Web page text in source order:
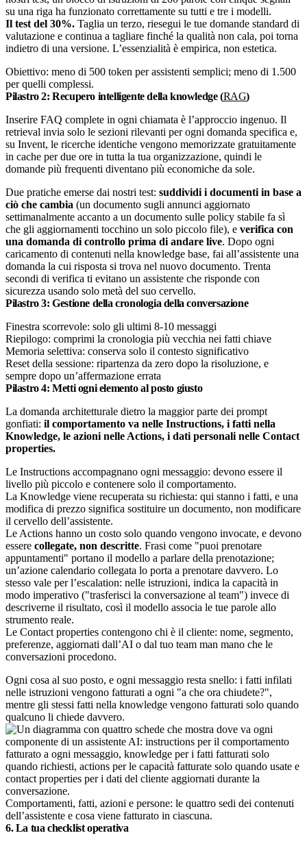
su una riga ha funzionato correttamente su tutti e tre i modelli.
Il test del 30%. Taglia un terzo, riesegui le tue domande standard di
valutazione e continua a tagliare finché la qualità non cala, poi torna
indietro di una versione. L’essenzialità è empirica, non estetica.
Obiettivo: meno di 500 token per assistenti semplici; meno di 1.500
per quelli complessi.
Pilastro 2: Recupero intelligente della knowledge (RAG)
Inserire FAQ complete in ogni chiamata è l’approccio ingenuo. Il
retrieval invia solo le sezioni rilevanti per ogni domanda specifica e,
su Invent, le ricerche identiche vengono memorizzate gratuitamente
in cache per due ore in tutta la tua organizzazione, quindi le
domande più frequenti diventano più economiche da sole.
Due pratiche emerse dai nostri test: suddividi i documenti in base a
ciò che cambia (un documento sugli annunci aggiornato
settimanalmente accanto a un documento sulle policy stabile fa sì
che gli aggiornamenti tocchino un solo piccolo file), e verifica con
una domanda di controllo prima di andare live. Dopo ogni
caricamento di contenuti nella knowledge base, fai all’assistente una
domanda la cui risposta si trova nel nuovo documento. Trenta
secondi di verifica ti evitano un assistente che risponde con
sicurezza usando solo metà del suo cervello.
Pilastro 3: Gestione della cronologia della conversazione
Finestra scorrevole: solo gli ultimi 8-10 messaggi
Riepilogo: comprimi la cronologia più vecchia nei fatti chiave
Memoria selettiva: conserva solo il contesto significativo
Reset della sessione: ripartenza da zero dopo la risoluzione, e
sempre dopo un’affermazione errata
Pilastro 4: Metti ogni elemento al posto giusto
La domanda architetturale dietro la maggior parte dei prompt
gonfiati: il comportamento va nelle Instructions, i fatti nella
Knowledge, le azioni nelle Actions, i dati personali nelle Contact
properties.
Le Instructions accompagnano ogni messaggio: devono essere il
livello più piccolo e contenere solo il comportamento.
La Knowledge viene recuperata su richiesta: qui stanno i fatti, e una
modifica di prezzo significa sostituire un documento, non modificare
il cervello dell’assistente.
Le Actions hanno un costo solo quando vengono invocate, e devono
essere collegate, non descritte. Frasi come "puoi prenotare
appuntamenti" portano il modello a parlare della prenotazione;
un’azione calendario collegata lo porta a prenotare davvero. Lo
stesso vale per l’escalation: nelle istruzioni, indica la capacità in
modo imperativo ("trasferisci la conversazione al team") invece di
descriverne il risultato, così il modello associa le tue parole allo
strumento reale.
Le Contact properties contengono chi è il cliente: nome, segmento,
preferenze, aggiornati dall’AI o dal tuo team man mano che le
conversazioni procedono.
Ogni cosa al suo posto, e ogni messaggio resta snello: i fatti infilati
nelle istruzioni vengono fatturati a ogni "a che ora chiudete?",
mentre gli stessi fatti nella knowledge vengono fatturati solo quando
qualcuno li chiede davvero.
Comportamenti, fatti, azioni e persone: le quattro sedi dei contenuti
dell’assistente e cosa viene fatturato in ciascuna.
6. La tua checklist operativa